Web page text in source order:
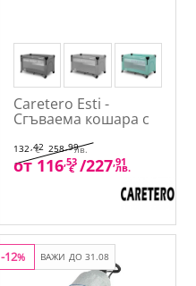
Caretero Esti -
Сгъваема кошара с
132 ,42
€ 258 ,99лв.
от116 ,53
€ /227 ,91
лв.
ВАЖИ ДО 31.08
-12%